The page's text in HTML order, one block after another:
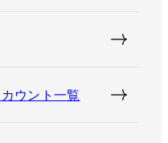
ウント一覧